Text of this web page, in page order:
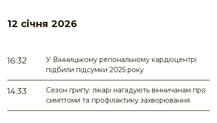
12 січня 2026
16:32
У Вінницькому регіональному кардіоцентрі
підбили підсумки 2025 року
14:33
Сезон грипу: лікарі нагадують вінничанам про
симптоми та профілактику захворювання